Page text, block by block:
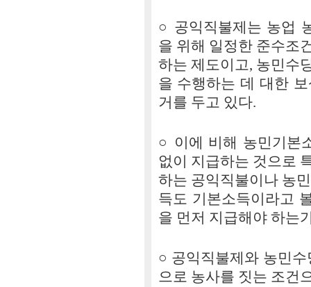
○ 공익직불제는 농업
을 위해 일정한 준수조
하는 제도이고, 농민수
을 수행하는 데 대한
거를 두고 있다.
○ 이에 비해 농민기본
없이 지급하는 것으로
하는 공익직불이나 농
득도 기본소득이라고
을 먼저 지급해야 하는
○ 공익직불제와 농민
으로 농사를 짓는 조건